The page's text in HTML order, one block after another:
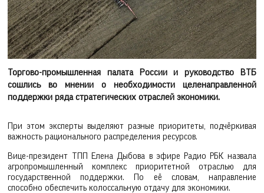
Торгово‑промышленная палата России и руководство ВТБ
сошлись во мнении о необходимости целенаправленной
поддержки ряда стратегических отраслей экономики.
При этом эксперты выделяют разные приоритеты, подчёркивая
важность рационального распределения ресурсов.
Вице‑президент ТПП Елена Дыбова в эфире Радио РБК назвала
агропромышленный комплекс приоритетной отраслью для
государственной поддержки. По её словам, направление
способно обеспечить колоссальную отдачу для экономики.